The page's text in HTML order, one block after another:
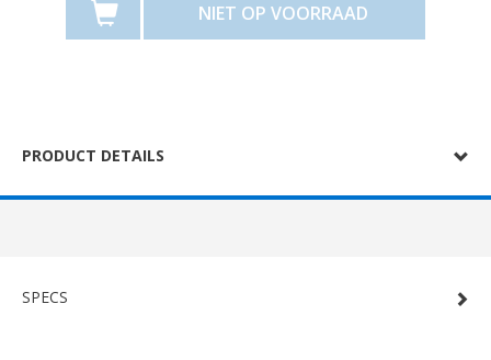
NIET OP VOORRAAD
PRODUCT DETAILS
SPECS